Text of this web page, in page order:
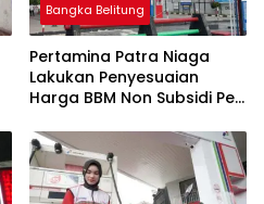
Bangka Belitung
Pertamina Patra Niaga
Lakukan Penyesuaian
Harga BBM Non Subsidi Per